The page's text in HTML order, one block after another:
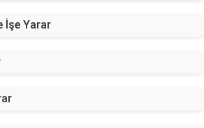
İşe Yarar